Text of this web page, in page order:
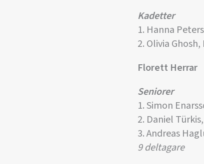
Kadetter
1. Hanna
2. Olivia Ghosh,
Florett Herrar
Seniorer
1. Simon
2. Daniel Türkis,
3. Andreas
9 deltagare